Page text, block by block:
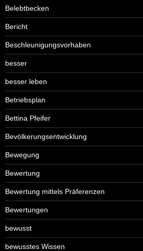
Belebtbecken
Bericht
Beschleunigungsvorhaben
besser
besser leben
Betriebsplan
Bettina Pfeifer
Bevölkerungsentwicklung
Bewegung
Bewertung
Bewertung mittels Präferenzen
Bewertungen
bewusst
bewusstes Wissen